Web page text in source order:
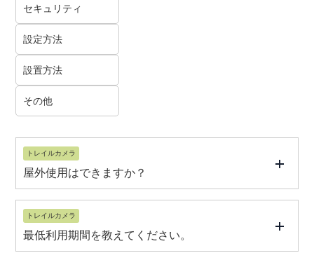
セキュリティ
設定方法
設置方法
その他
トレイルカメラ
屋外使用はできますか？
トレイルカメラ
最低利用期間を教えてください。